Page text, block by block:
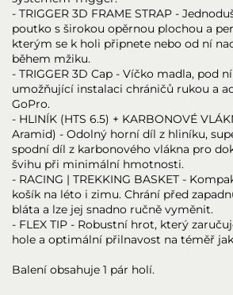
- TRIGGER 3D FRAME STRAP -
poutko s širokou opěrnou plochou a
kterým se k holi připnete nebo od ní
během mžiku.
- TRIGGER 3D Cap - Víčko madla, pod
umožňující instalaci chráničů rukou a
GoPro.
- HLINÍK (HTS 6.5) + KARBONOVÉ
Aramid) - Odolný horní díl z hliníku,
spodní díl z karbonového vlákna pro
švihu při minimální hmotnosti.
- RACING | TREKKING BASKET -
košík na léto i zimu. Chrání před
bláta a lze jej snadno ručně vyměnit.
- FLEX TIP - Robustní hrot, který
hole a optimální přilnavost na téměř
Balení obsahuje 1 pár holí.